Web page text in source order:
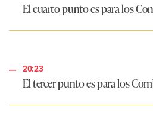
El cuarto punto es para los
20:23
El tercer punto es para los